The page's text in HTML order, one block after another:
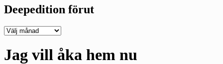
Deepedition förut
Deepedition
Jag vill åka hem nu